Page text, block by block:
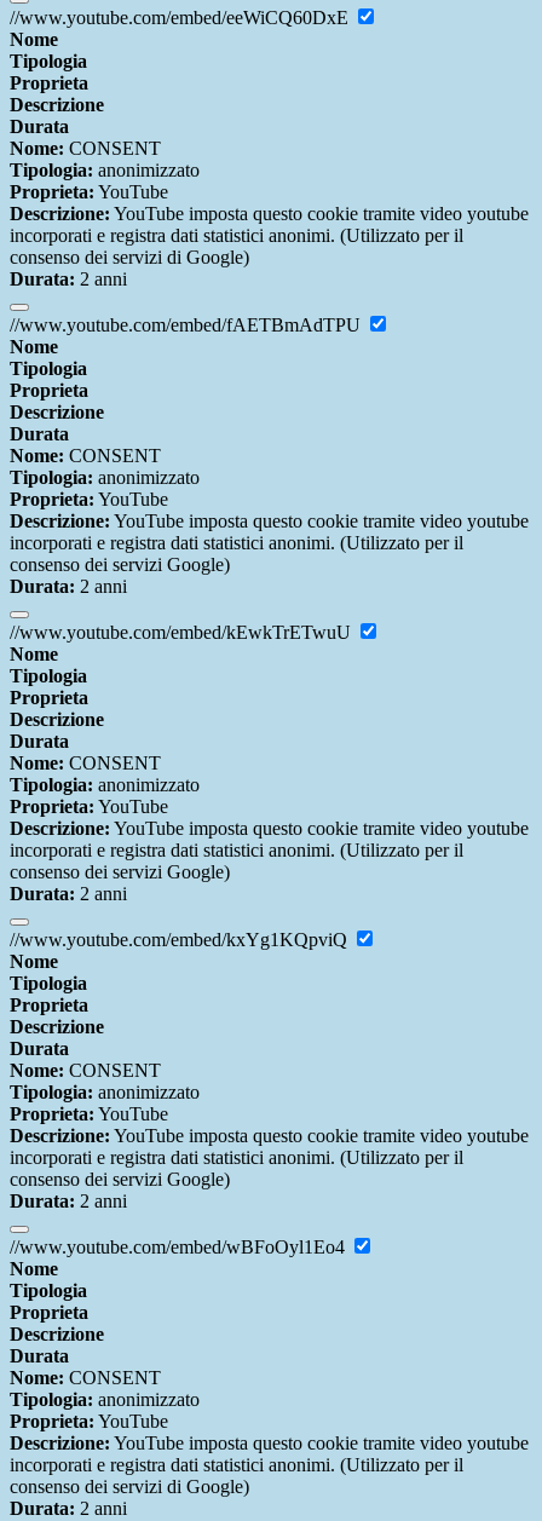
//www.youtube.com/embed/eeWiCQ60DxE
Nome
Tipologia
Proprieta
Descrizione
Durata
Nome: CONSENT
Tipologia: anonimizzato
Proprieta: YouTube
Descrizione: YouTube imposta questo cookie tramite video youtube
incorporati e registra dati statistici anonimi. (Utilizzato per il
consenso dei servizi di Google)
Durata: 2 anni
//www.youtube.com/embed/fAETBmAdTPU
Nome
Tipologia
Proprieta
Descrizione
Durata
Nome: CONSENT
Tipologia: anonimizzato
Proprieta: YouTube
Descrizione: YouTube imposta questo cookie tramite video youtube
incorporati e registra dati statistici anonimi. (Utilizzato per il
consenso dei servizi Google)
Durata: 2 anni
//www.youtube.com/embed/kEwkTrETwuU
Nome
Tipologia
Proprieta
Descrizione
Durata
Nome: CONSENT
Tipologia: anonimizzato
Proprieta: YouTube
Descrizione: YouTube imposta questo cookie tramite video youtube
incorporati e registra dati statistici anonimi. (Utilizzato per il
consenso dei servizi Google)
Durata: 2 anni
//www.youtube.com/embed/kxYg1KQpviQ
Nome
Tipologia
Proprieta
Descrizione
Durata
Nome: CONSENT
Tipologia: anonimizzato
Proprieta: YouTube
Descrizione: YouTube imposta questo cookie tramite video youtube
incorporati e registra dati statistici anonimi. (Utilizzato per il
consenso dei servizi Google)
Durata: 2 anni
//www.youtube.com/embed/wBFoOyl1Eo4
Nome
Tipologia
Proprieta
Descrizione
Durata
Nome: CONSENT
Tipologia: anonimizzato
Proprieta: YouTube
Descrizione: YouTube imposta questo cookie tramite video youtube
incorporati e registra dati statistici anonimi. (Utilizzato per il
consenso dei servizi di Google)
Durata: 2 anni